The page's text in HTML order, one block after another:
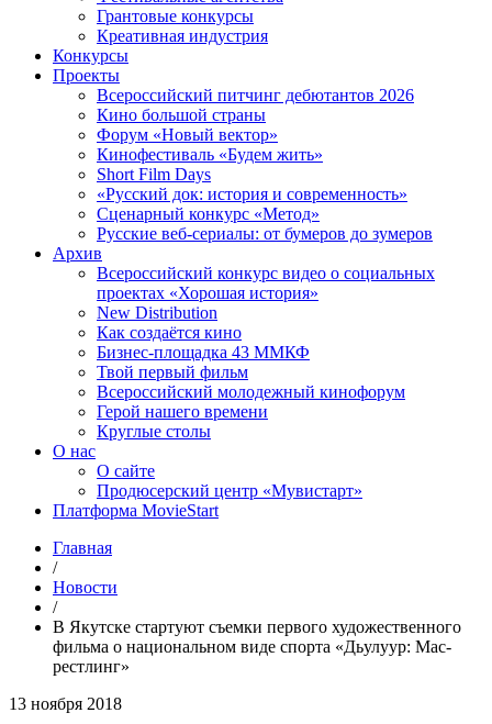
Грантовые конкурсы
Креативная индустрия
Конкурсы
Проекты
Всероссийский питчинг дебютантов 2026
Кино большой страны
Форум «Новый вектор»
Кинофестиваль «Будем жить»
Short Film Days
«Русский док: история и современность»
Сценарный конкурс «Метод»
Русские веб-сериалы: от бумеров до зумеров
Архив
Всероссийский конкурс видео о социальных
проектах «Хорошая история»
New Distribution
Как создаётся кино
Бизнес-площадка 43 ММКФ
Твой первый фильм
Всероссийский молодежный кинофорум
Герой нашего времени
Круглые столы
О нас
О сайте
Продюсерский центр «Мувистарт»
Платформа MovieStart
Главная
/
Новости
/
В Якутске стартуют съемки первого художественного
фильма о национальном виде спорта «Дьулуур: Мас-
рестлинг»
13 ноября 2018